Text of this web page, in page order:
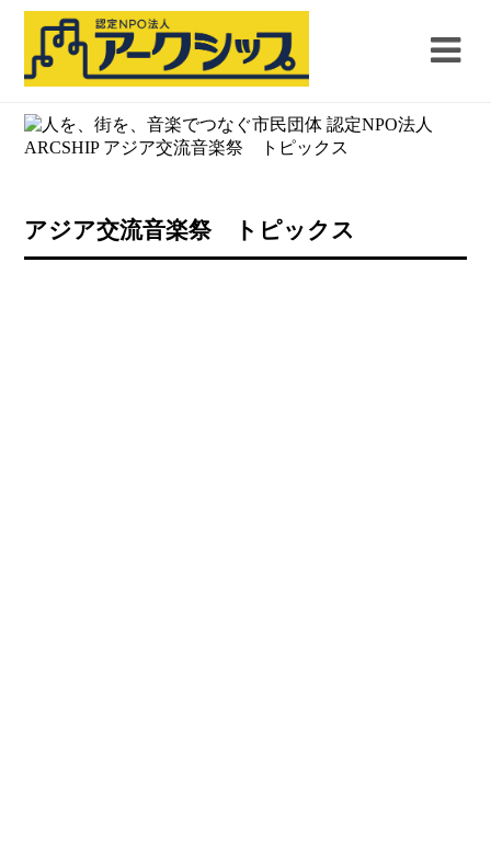
アジア交流音楽祭 トピックス